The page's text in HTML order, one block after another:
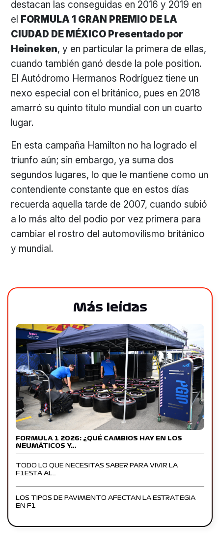
destacan las conseguidas en 2016 y 2019 en
el FORMULA 1 GRAN PREMIO DE LA
CIUDAD DE MÉXICO Presentado por
Heineken, y en particular la primera de ellas,
cuando también ganó desde la pole position.
El Autódromo Hermanos Rodríguez tiene un
nexo especial con el británico, pues en 2018
amarró su quinto título mundial con un cuarto
lugar.
En esta campaña Hamilton no ha logrado el
triunfo aún; sin embargo, ya suma dos
segundos lugares, lo que le mantiene como un
contendiente constante que en estos días
recuerda aquella tarde de 2007, cuando subió
a lo más alto del podio por vez primera para
cambiar el rostro del automovilismo británico
y mundial.
Más leídas
FORMULA 1 2026: ¿QUÉ CAMBIOS HAY EN LOS
NEUMÁTICOS Y…
TODO LO QUE NECESITAS SABER PARA VIVIR LA
F1ESTA AL…
LOS TIPOS DE PAVIMENTO AFECTAN LA ESTRATEGIA
EN F1